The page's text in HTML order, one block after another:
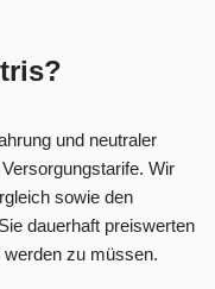
und neutraler
Wir
sowie den
dauerhaft preiswerten
zu müssen.